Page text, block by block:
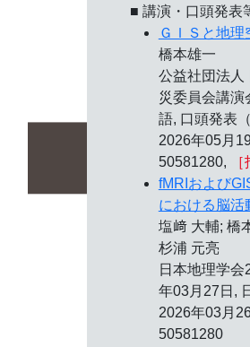
■ 講演・口頭発表
ＧＩＳと地
橋本雄一
公益社団法人
災委員会講演
語, 口頭発表
2026年05月
50581280,
fMRIおよび
における脳活
塩﨑 大輔; 橋
杉浦 元亮
日本地理学
年03月27日 ,
2026年03月
50581280